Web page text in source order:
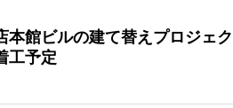
本館ビルの建て替えプロジェク
工予定